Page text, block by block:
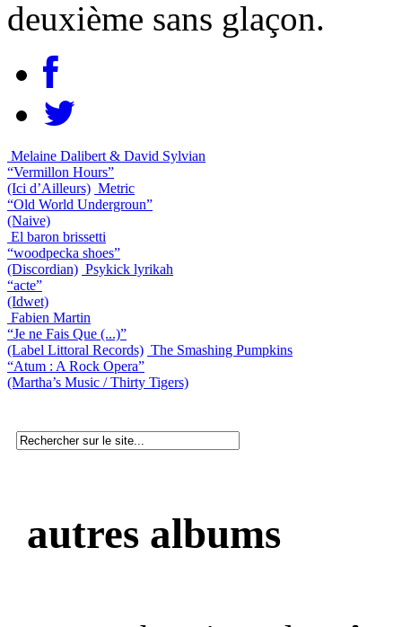
deuxième sans glaçon.
Melaine Dalibert & David Sylvian
“Vermillon Hours”
(Ici d’Ailleurs) Metric
“Old World Undergroun”
(Naive)
El baron brissetti
“woodpecka shoes”
(Discordian) Psykick lyrikah
“acte”
(Idwet)
Fabien Martin
“Je ne Fais Que (...)”
(Label Littoral Records) The Smashing Pumpkins
“Atum : A Rock Opera”
(Martha’s Music / Thirty Tigers)
autres albums